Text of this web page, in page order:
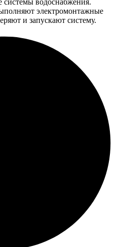
системы водоснабжения.
электромонтажные
и запускают систему.